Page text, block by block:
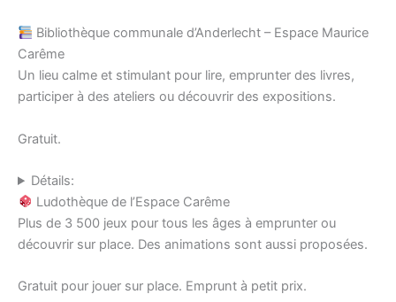
Bibliothèque communale d’Anderlecht – Espace Maurice
Carême
Un lieu calme et stimulant pour lire, emprunter des livres,
participer à des ateliers ou découvrir des expositions.
Gratuit.
Détails:
Ludothèque de l’Espace Carême
Plus de 3 500 jeux pour tous les âges à emprunter ou
découvrir sur place. Des animations sont aussi proposées.
Gratuit pour jouer sur place. Emprunt à petit prix.